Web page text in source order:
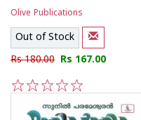
Olive Publications
Out of Stock
Rs 180.00 Rs 167.00